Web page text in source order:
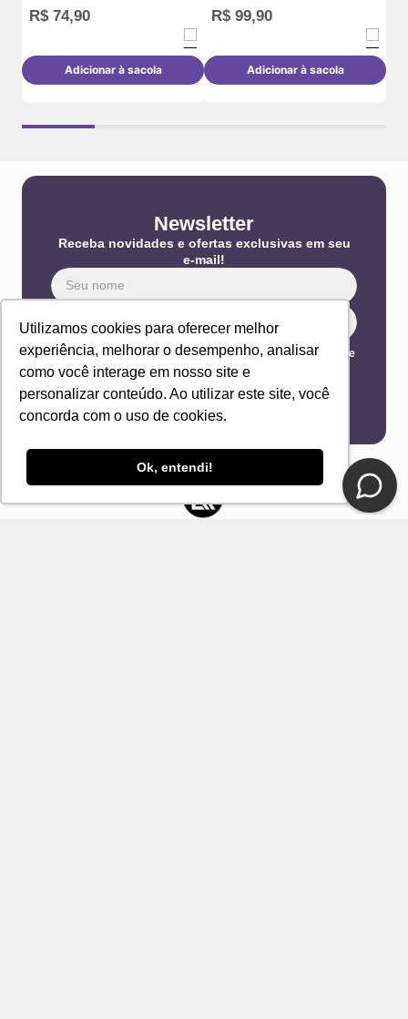
Utilizamos cookies para oferecer melhor
experiência, melhorar o desempenho, analisar
como você interage em nosso site e
personalizar conteúdo. Ao utilizar este site, você
concorda com o uso de cookies.
Ok, entendi!
R$ 74,90
Adicionar à sacola
R$ 99,90
Adicionar à sacola
Newsletter
Receba novidades e ofertas exclusivas em seu
e-mail!
Eu concordo com os Termos & Condições e Política de
Privacidade
ENVIAR